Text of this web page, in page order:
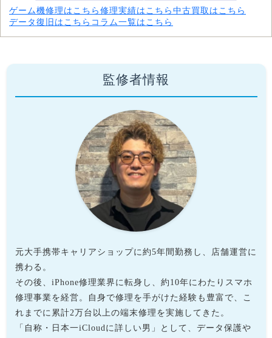
ゲーム機修理はこちら 修理実績はこちら 中古買取はこちら
データ復旧はこちら コラム一覧はこちら
監修者情報
元大手携帯キャリアショップに約5年間勤務し、店舗運営に
携わる。
その後、iPhone修理業界に転身し、約10年にわたりスマホ
修理事業を経営。自身で修理を手がけた経験も豊富で、こ
れまでに累計2万台以上の端末修理を実施してきた。
「自称・日本一iCloudに詳しい男」として、データ保護や